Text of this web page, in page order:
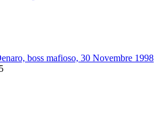
boss mafioso, 30 Novembre 1998